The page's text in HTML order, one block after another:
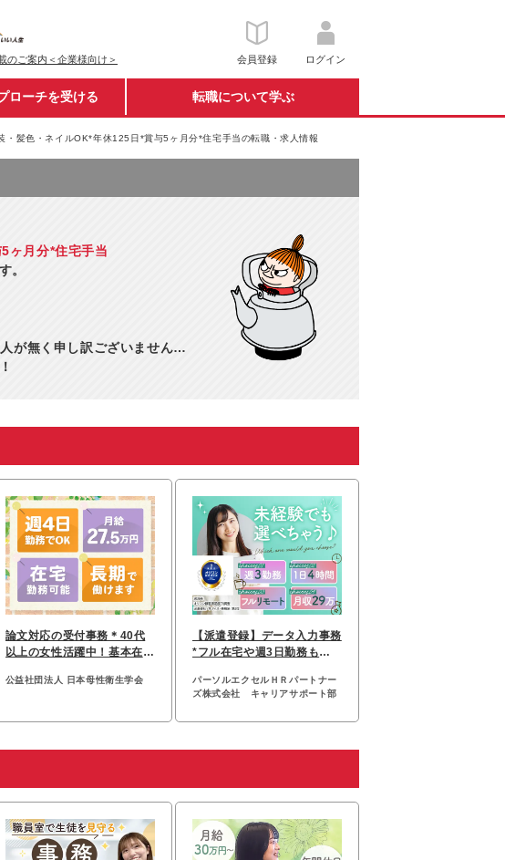
のご案内＜企業様向け＞ 会員登録 ログイン
ローチを受ける 転職について学ぶ
・髪色・ネイルOK*年休125日*賞与5ヶ月分*住宅手当の転職・求人情報
ヶ月分*住宅手当
。
が無く申し訳ございません…
論文対応の受付事務＊40代
以上の女性活躍中！基本在宅
公益社団法人 日本母性衛生学会
【派遣登録】データ入力事務
*フル在宅や週3日勤務も可*
パーソルエクセルＨＲパートナー
ズ株式会社 キャリアサポート部